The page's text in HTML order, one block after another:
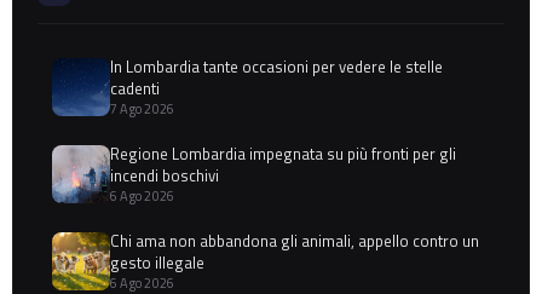
In Lombardia tante occasioni per vedere le stelle
cadenti
7 Ago 2026
Regione Lombardia impegnata su più fronti per gli
incendi boschivi
6 Ago 2026
Chi ama non abbandona gli animali, appello contro un
gesto illegale
6 Ago 2026